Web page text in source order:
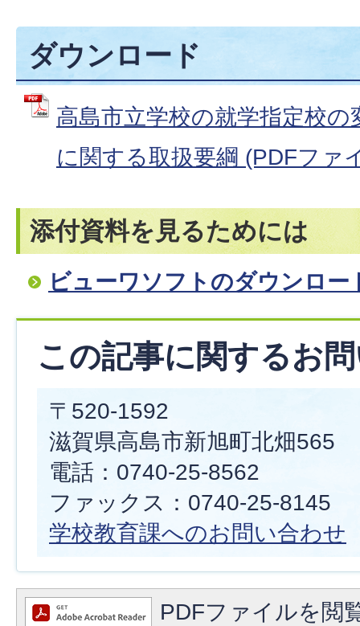
ダウンロード
高島市立学校の就学指定校
に関する取扱要綱 (PDFファ
添付資料を見るためには
ビューワソフトのダウンロー
この記事に関するお
〒520-1592
滋賀県高島市新旭町北畑565
電話：0740-25-8562
ファックス：0740-25-8145
学校教育課へのお問い合わせ
PDFファイルを閲